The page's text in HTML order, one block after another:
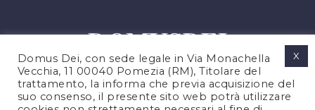
Domus Dei, con sede legale in Via Monachella
Vecchia, 11 00040 Pomezia (RM), Titolare del
trattamento, la informa che previa acquisizione del
suo consenso, il presente sito web potrà utilizzare
X